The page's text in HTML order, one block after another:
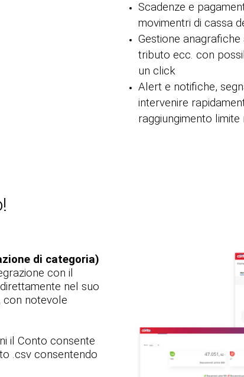
Scadenze e
movimentri di cassa
Gestione
tributo ecc. con
un click
Alert e notifiche,
intervenire
raggiungimento
di categoria)
con il
nel suo
con notevole
il Conto consente
.csv consentendo